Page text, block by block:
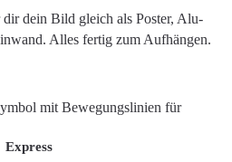
dein Bild gleich als Poster, Alu-
Alles fertig zum Aufhängen.
Express